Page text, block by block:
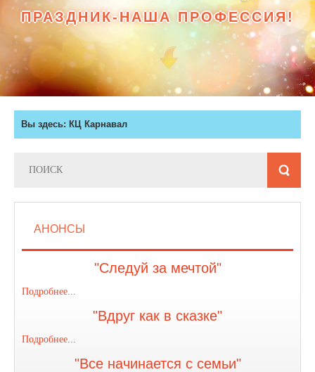
ПРАЗДНИК-НАША ПРОФЕССИЯ!
Вы здесь: КЦ Карнавал
АНОНСЫ
"Следуй за мечтой"
Подробнее...
"Вдруг как в сказке"
Подробнее...
"Все начинается с семьи"